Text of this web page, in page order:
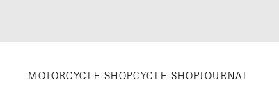
MOTORCYCLE SHOPCYCLE SHOPJOURNAL